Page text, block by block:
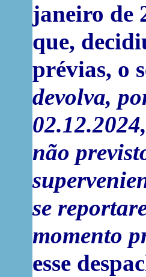
janeiro de
que,
prévias, o
devolva,
não
se
momento
esse